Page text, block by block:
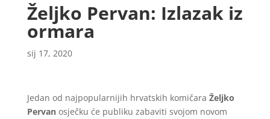
Željko Pervan: Izlazak iz
ormara
sij 17, 2020
Jedan od najpopularnijih hrvatskih komičara Željko
Pervanosječku će publiku zabaviti svojom novom